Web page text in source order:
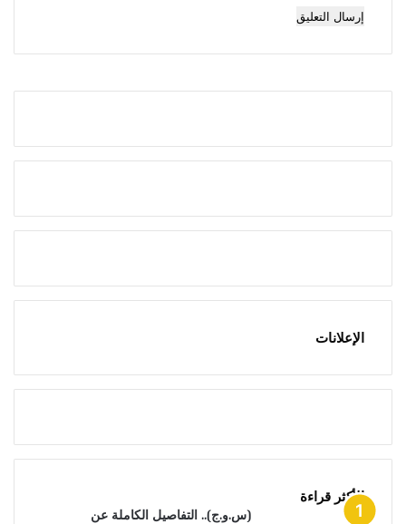
الإعلانات
الأكثر قراءة
(س.و.ج).. التفاصيل الكاملة عن